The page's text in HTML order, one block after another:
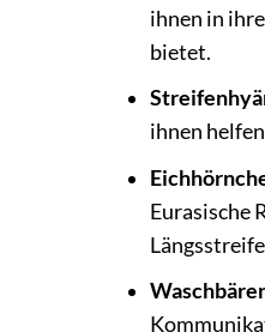
ihnen in
bietet.
ihnen
Eurasische